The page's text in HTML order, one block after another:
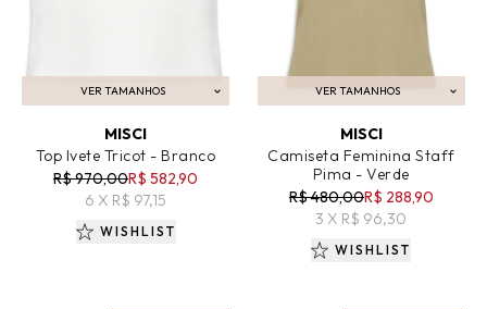
VER TAMANHOS
ADICIONAR AO CARRINHO
MISCI
Top Ivete Tricot - Branco
R$ 970,00R$ 582,90
6 X R$ 97,15
WISHLIST
VER TAMANHOS
ADICIONAR AO CARRINHO
MISCI
Camiseta Feminina Staff
Pima - Verde
R$ 480,00R$ 288,90
3 X R$ 96,30
WISHLIST